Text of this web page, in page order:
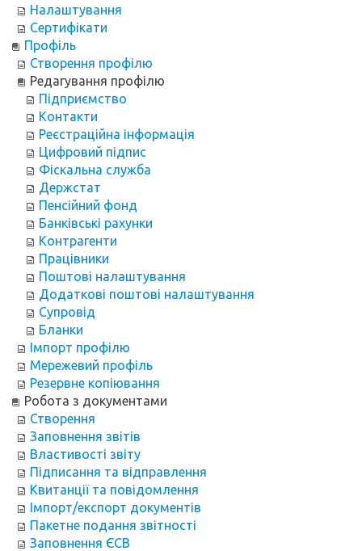
Налаштування
Сертифікати
Профіль
Створення профілю
Редагування профілю
Підприємство
Контакти
Реєстраційна інформація
Цифровий підпис
Фіскальна служба
Держстат
Пенсійний фонд
Банківські рахунки
Контрагенти
Працівники
Поштові налаштування
Додаткові поштові налаштування
Супровід
Бланки
Імпорт профілю
Мережевий профіль
Резервне копіювання
Робота з документами
Створення
Заповнення звітів
Властивості звіту
Підписання та відправлення
Квитанції та повідомлення
Імпорт/експорт документів
Пакетне подання звітності
Заповнення ЄСВ